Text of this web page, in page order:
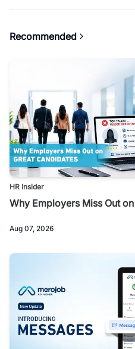
Recommended
HR Insider
Why Employers Miss Out
Aug 07, 2026